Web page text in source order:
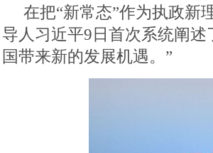
在把“新常态”作为执政新
导人习近平9日首次系统阐述
国带来新的发展机遇。”